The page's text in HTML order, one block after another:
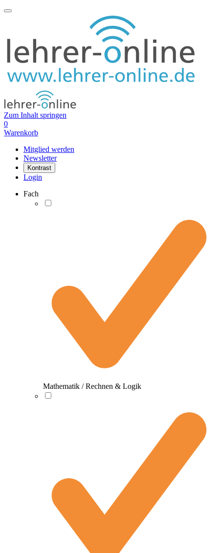
Zum Inhalt springen
0
Warenkorb
Mitglied werden
Newsletter
Kontrast
Login
Fach
Mathematik / Rechnen & Logik